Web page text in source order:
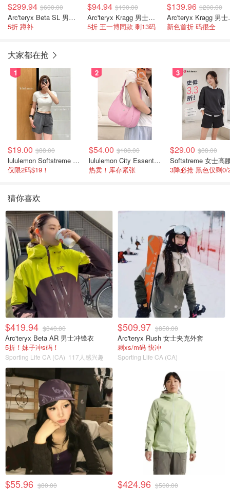
$299.94 $600.00
Arc'teryx Beta SL 男士夹克 黑色
5折 蹲补
$94.94 $190.00
Arc'teryx Kragg 男士鞋 运动款
5折 王一博同款 剩13码
$139.96 $200.00
新色首折 码很全
大家都在抢
1
$19.00 $88.00
lululemon Softstreme 女士高腰短裤 10cm
仅限2码$19！
2
$54.00 $108.00
lululemon City Essentials 肩背包 4L
热卖！库存紧张
3
$29.00 $88.00
猜你喜欢
$419.94 $840.00
Arc'teryx Beta AR 男士冲锋衣
5折！妹子冲s码！
Sporting Life CA (CA) 117人感兴趣
$509.97 $850.00
Arc'teryx Rush 女士夹克外套
剩xs/m码 快冲
Sporting Life CA (CA)
$55.96 $80.00 $424.96 $500.00